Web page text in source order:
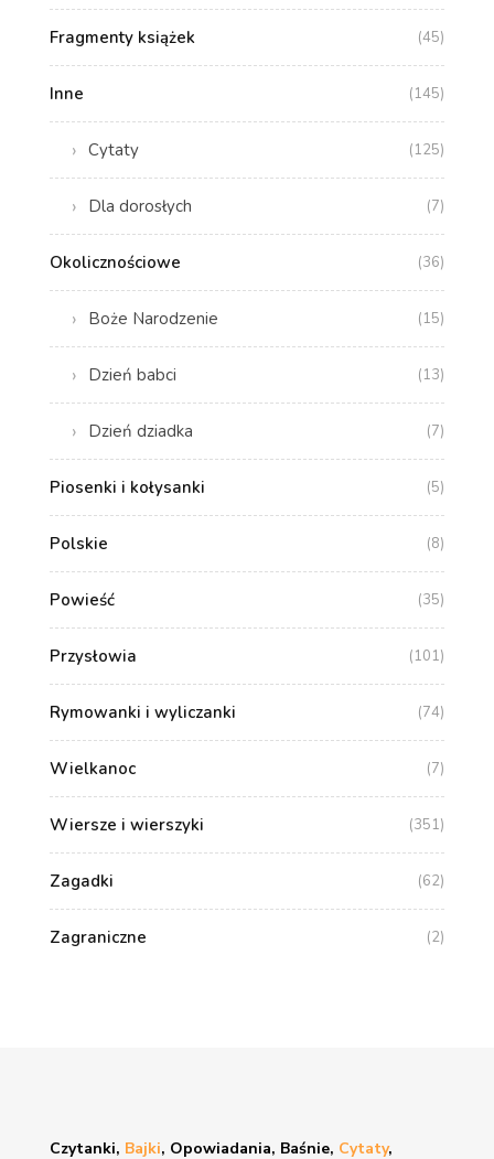
Fragmenty książek (45)
Inne (145)
Cytaty (125)
Dla dorosłych (7)
Okolicznościowe (36)
Boże Narodzenie (15)
Dzień babci (13)
Dzień dziadka (7)
Piosenki i kołysanki (5)
Polskie (8)
Powieść (35)
Przysłowia (101)
Rymowanki i wyliczanki (74)
Wielkanoc (7)
Wiersze i wierszyki (351)
Zagadki (62)
Zagraniczne (2)
Czytanki, Bajki, Opowiadania, Baśnie, Cytaty,